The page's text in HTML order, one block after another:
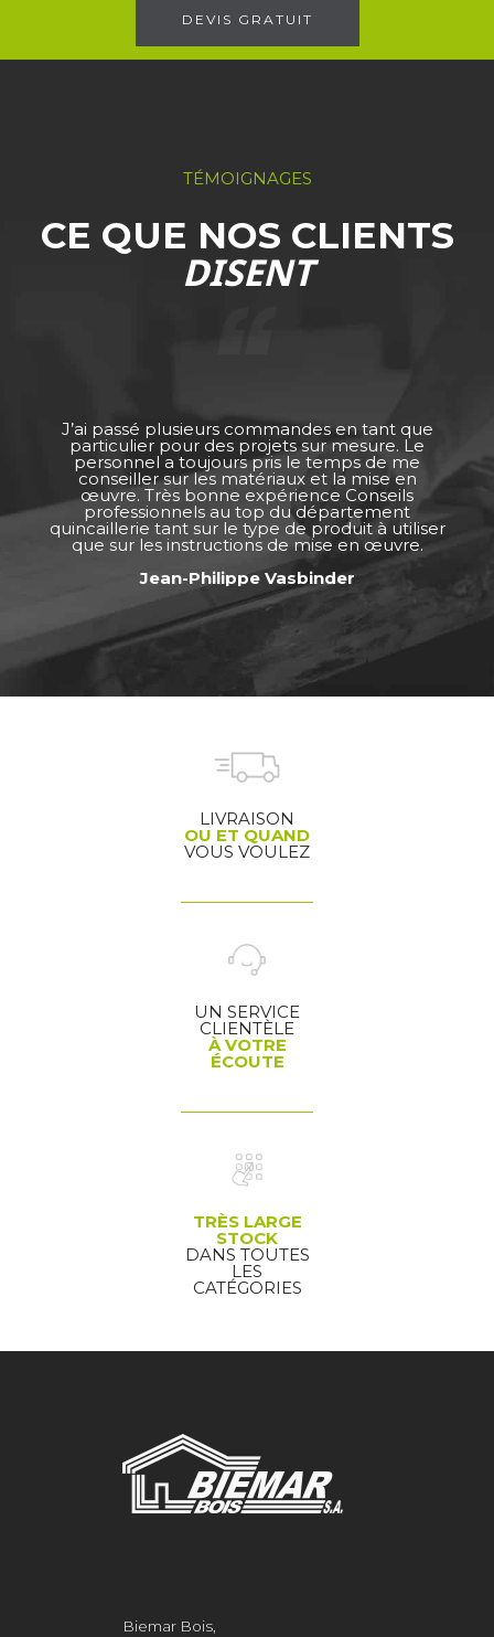
DEVIS GRATUIT
TÉMOIGNAGES
CE QUE NOS CLIENTS
DISENT
J’ai passé plusieurs commandes en tant que
particulier pour des projets sur mesure. Le
personnel a toujours pris le temps de me
conseiller sur les matériaux et la mise en
œuvre. Très bonne expérience Conseils
professionnels au top du département
quincaillerie tant sur le type de produit à utiliser
que sur les instructions de mise en œuvre.
Jean-Philippe Vasbinder
LIVRAISON
OU ET QUAND
VOUS VOULEZ
UN SERVICE
CLIENTÈLE
À VOTRE
ÉCOUTE
TRÈS LARGE
STOCK
DANS TOUTES
LES
CATÉGORIES
Biemar Bois,